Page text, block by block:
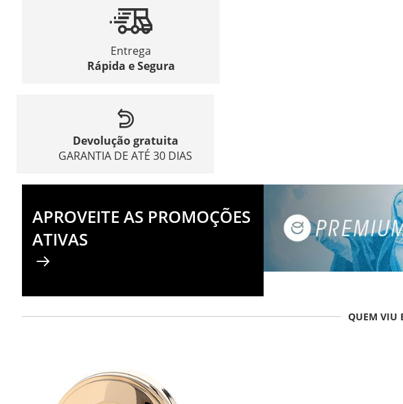
Entrega
Rápida e Segura
Devolução gratuita
GARANTIA DE ATÉ 30 DIAS
APROVEITE AS PROMOÇÕES
ATIVAS
QUEM VIU